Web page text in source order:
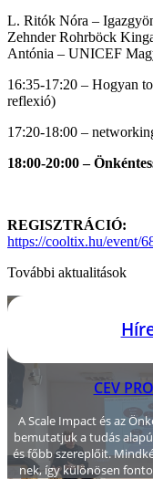
L. Ritók Nóra –
Zehnder Rohrböck
Antónia – UNICEF
16:35-17:20 – Hogyan
reflexió)
17:20-18:00 –
18:00-20:00 –
REGISZTRÁCIÓ:
https://cooltix.hu/event/
További aktualitások
CEV
A Scale Impact és az
bemutatjuk a tudás
és főbb szereplőit.
nek, így különösen